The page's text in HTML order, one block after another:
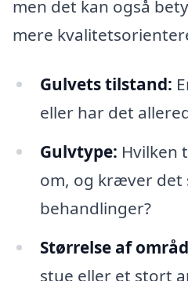
men det kan også
mere
Gulvets tilstand:
eller har det
Gulvtype: Hvilken
om, og kræver det
behandlinger?
Størrelse af
stue eller et stort